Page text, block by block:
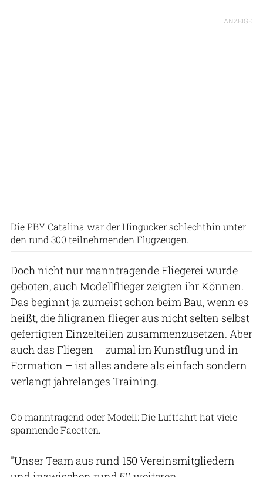
ANZEIGE
Die PBY Catalina war der Hingucker schlechthin unter
den rund 300 teilnehmenden Flugzeugen.
Doch nicht nur manntragende Fliegerei wurde
geboten, auch Modellflieger zeigten ihr Können.
Das beginnt ja zumeist schon beim Bau, wenn es
heißt, die filigranen flieger aus nicht selten selbst
gefertigten Einzelteilen zusammenzusetzen. Aber
auch das Fliegen – zumal im Kunstflug und in
Formation – ist alles andere als einfach sondern
verlangt jahrelanges Training.
Ob manntragend oder Modell: Die Luftfahrt hat viele
spannende Facetten.
"Unser Team aus rund 150 Vereinsmitgliedern